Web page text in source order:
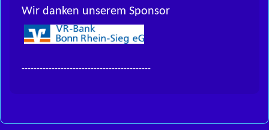
Wir danken unserem Sponsor
-------------------------------------------